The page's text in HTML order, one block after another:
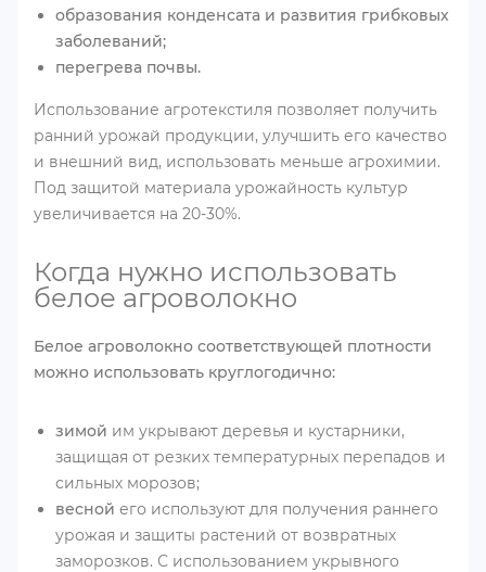
образования конденсата и развития грибковых
заболеваний;
перегрева почвы.
Использование агротекстиля позволяет получить
ранний урожай продукции, улучшить его качество
и внешний вид, использовать меньше агрохимии.
Под защитой материала урожайность культур
увеличивается на 20-30%.
Когда нужно использовать
белое агроволокно
Белое агроволокно соответствующей плотности
можно использовать круглогодично:
зимой им укрывают деревья и кустарники,
защищая от резких температурных перепадов и
сильных морозов;
весной его используют для получения раннего
урожая и защиты растений от возвратных
заморозков. С использованием укрывного